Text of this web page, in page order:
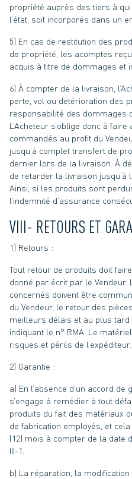
propriété auprès des tiers à
l’état, soit incorporés dans un
5) En cas de restitution des
de propriété, les acomptes
acquis à titre de dommages et
6) À compter de la livraison,
perte, vol ou détérioration des
responsabilité des dommages
L’Acheteur s’oblige donc à
commandés au profit du
jusqu’à complet transfert de
dernier lors de la livraison. À
de retarder la livraison jusqu’à
Ainsi, si les produits sont
l’indemnité d’assurance
VIII- RETOURS ET
1) Retours :
Tout retour de produits doit
donné par écrit par le
concernés doivent être
du Vendeur, le retour des
meilleurs délais et au plus tard
indiquant le n° RMA. Le
risques et périls de l’expéditeur.
2) Garantie :
a) En l’absence d’un accord
s’engage à remédier à tout
produits du fait des matériaux
de fabrication employés, et
(12) mois à compter de la date
III-1.
b) La réparation, la